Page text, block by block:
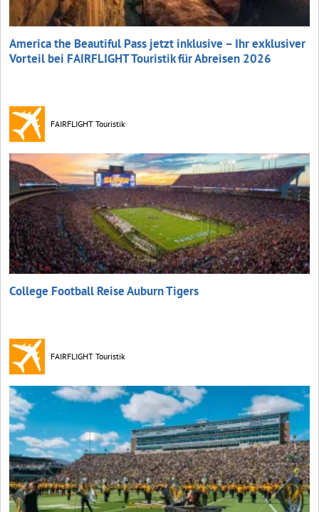
America the Beautiful Pass jetzt inklusive – Ihr exklusiver
Vorteil bei FAIRFLIGHT Touristik für Abreisen 2026
FAIRFLIGHT Touristik
College Football Reise Auburn Tigers
FAIRFLIGHT Touristik